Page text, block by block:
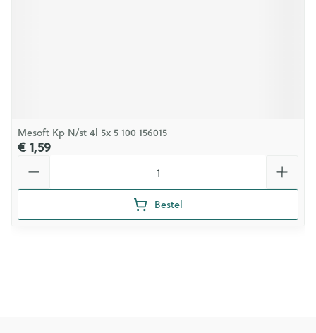
Mesoft Kp N/st 4l 5x 5 100 156015
€ 1,59
Bestel